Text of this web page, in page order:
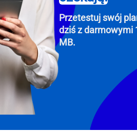
To
Then,
in
Przetestuj swój
dziś z darmowymi
MB.